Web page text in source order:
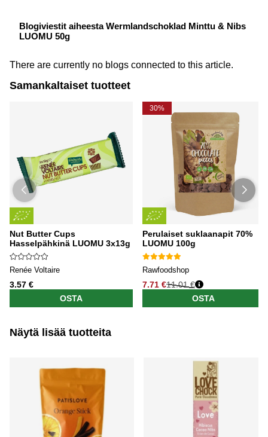
Blogiviestit aiheesta Wermlandschoklad Minttu & Nibs
LUOMU 50g
There are currently no blogs connected to this article.
Samankaltaiset tuotteet
Nut Butter Cups
Hasselpähkinä LUOMU 3x13g
Renée Voltaire
3.57 €
OSTA
30%
Perulaiset suklaanapit 70%
LUOMU 100g
Rawfoodshop
7.71 €11.01 €
OSTA
Näytä lisää tuotteita